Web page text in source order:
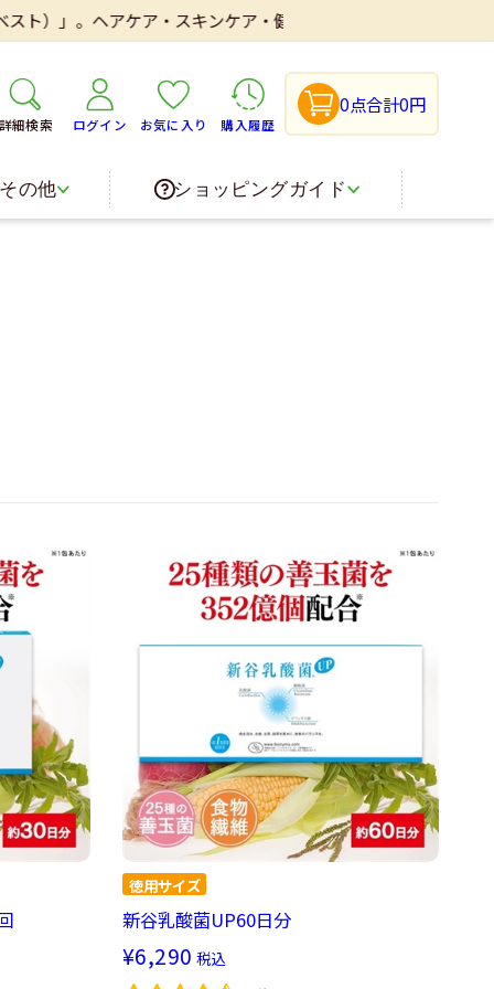
。ヘアケア・スキンケア・健康食品・医薬品などを取り扱いし
細検索 ログイン お気に入り 購入履歴
0点合計0円
その他 ショッピングガイド
新谷乳酸菌UP60日分
¥6,290 税込